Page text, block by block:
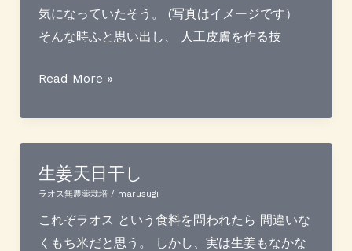
し
た
気になっていたそう。 (写真はイメージです）
そんな時ふと思い出し、 人工皮膚を作る技
＜
客
様
の
声
＞
手
Read More »
生姜天日干し
ラオス無農薬栽培/ marusugi
これぞラオス という食料を問われたら 間違いな
くもち米だと思う。 しかし、実は生姜もなかな